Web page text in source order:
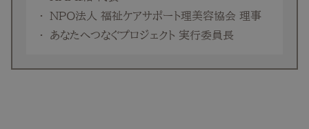
NPO法人 福祉ケアサポート理美容協会 理事
あなたへつなぐプロジェクト 実行委員長